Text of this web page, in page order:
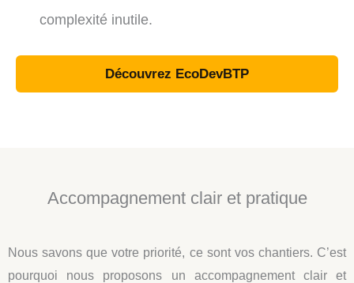
complexité inutile.
Découvrez EcoDevBTP
Accompagnement clair et pratique
Nous savons que votre priorité, ce sont vos chantiers. C’est
pourquoi nous proposons un accompagnement clair et